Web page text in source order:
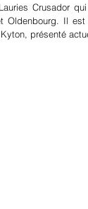
Crusador
Oldenbourg. Il
présenté